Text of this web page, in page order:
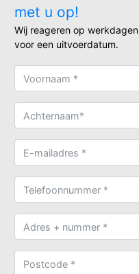
met u op!
Wij reageren op werkdagen
voor een uitvoerdatum.